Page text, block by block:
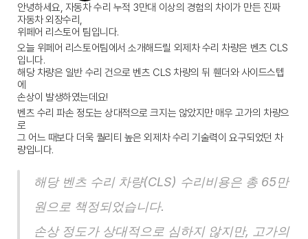
안녕하세요, 자동차 수리 누적 3만대 이상의 경험의 차이가 만든 진짜
자동차 외장수리,
위페어 리스토어 팀입니다.
오늘 위페어 리스토어팀에서 소개해드릴 외제차 수리 차량은 벤츠 CLS
입니다.
해당 차량은 일반 수리 건으로 벤츠 CLS 차량의 뒤 휀더와 사이드스텝
에
손상이 발생하였는데요!
벤츠 수리 파손 정도는 상대적으로 크지는 않았지만 매우 고가의 차량으
로
그 어느 때보다 더욱 퀄리티 높은 외제차 수리 기술력이 요구되었던 차
량입니다.
해당 벤츠 수리 차량(CLS) 수리비용은 총 65만
원으로 책정되었습니다.
손상 정도가 상대적으로 심하지 않지만, 고가의